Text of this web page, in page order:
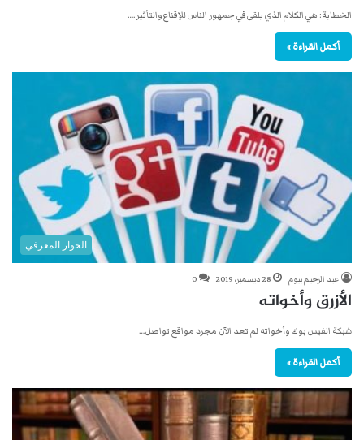
الخطابة: هي الكلام الذي يلقى في جمهور الناس للإقناع والتأثير.…
أكمل القراءة »
الحوار المعرفي
عبد الرحيم بيوم 28 ديسمبر، 2019 0
الأزرق وأخواته
شبكة الفيس بوك وأخواته لم تعد الآن مجرد مواقع تواصل…
أكمل القراءة »